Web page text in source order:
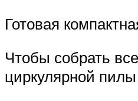
Готовая
Чтобы собрать
циркулярной пилы